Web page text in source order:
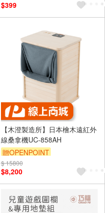
$399
【木澄製造所】日本檜木遠紅外
線桑拿機UC-858AH
贈OPENPOINT
$ 15800
$8,200